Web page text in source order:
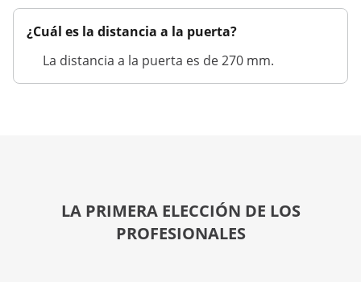
¿Cuál es la distancia a la puerta?
La distancia a la puerta es de 270 mm.
LA PRIMERA ELECCIÓN DE LOS
PROFESIONALES